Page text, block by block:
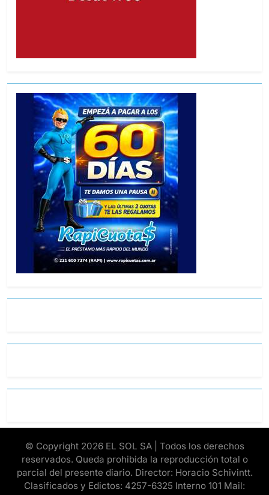
© Copyright 2026 EL SOL SA | Todos los derechos
reservados. Queda prohibida la reproducción total o
parcial del presente diario. Director: Horacio Schivintt.
Clasificados y Edictos: 4257-6325 Interno 101 Mail: